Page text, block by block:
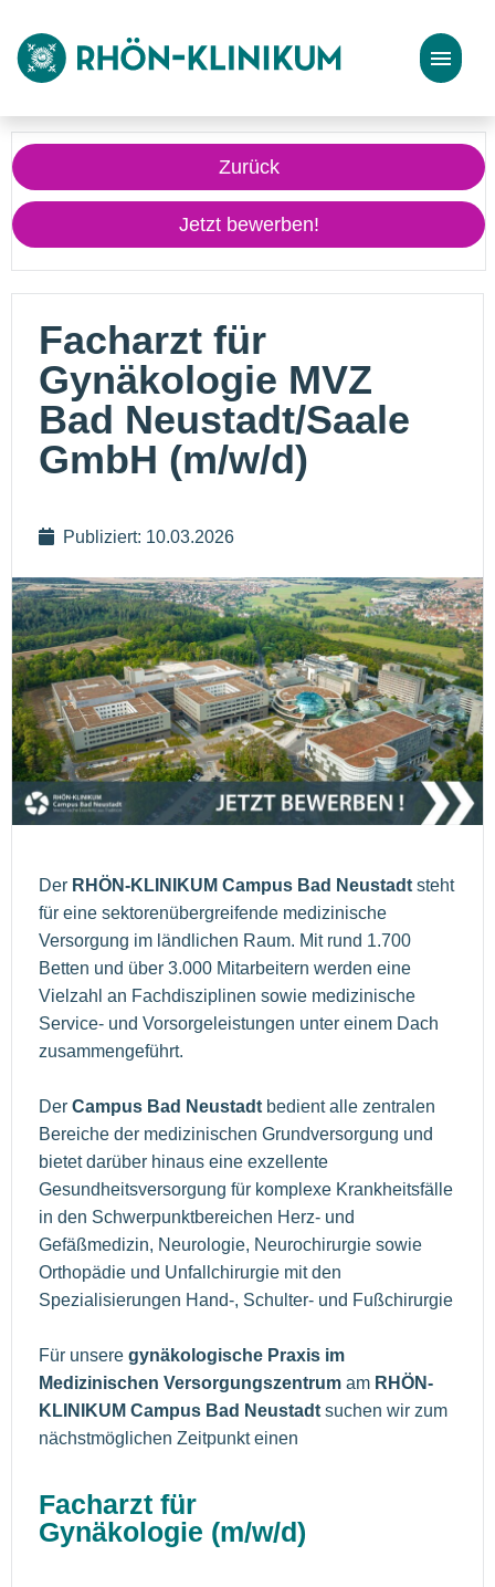
Stellenangebote
Bewerbungstipps
Zurück
Jetzt bewerben!
Facharzt für
Gynäkologie MVZ
Bad Neustadt/Saale
GmbH (m/w/d)
Publiziert: 10.03.2026
Der RHÖN-KLINIKUM Campus Bad Neustadt steht
für eine sektorenübergreifende medizinische
Versorgung im ländlichen Raum. Mit rund 1.700
Betten und über 3.000 Mitarbeitern werden eine
Vielzahl an Fachdisziplinen sowie medizinische
Service- und Vorsorgeleistungen unter einem Dach
zusammengeführt.
Der Campus Bad Neustadt bedient alle zentralen
Bereiche der medizinischen Grundversorgung und
bietet darüber hinaus eine exzellente
Gesundheitsversorgung für komplexe Krankheitsfälle
in den Schwerpunktbereichen Herz- und
Gefäßmedizin, Neurologie, Neurochirurgie sowie
Orthopädie und Unfallchirurgie mit den
Spezialisierungen Hand-, Schulter- und Fußchirurgie
Für unsere gynäkologische Praxis im
Medizinischen Versorgungszentrum am RHÖN-
KLINIKUM Campus Bad Neustadt suchen wir zum
nächstmöglichen Zeitpunkt einen
Facharzt für
Gynäkologie (m/w/d)